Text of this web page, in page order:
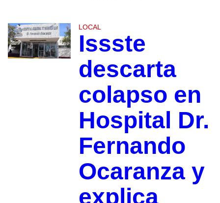
LOCAL
Issste
descarta
colapso en
Hospital Dr.
Fernando
Ocaranza y
explica